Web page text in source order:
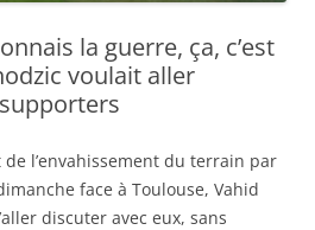
la guerre, ça, c’est
voulait aller
l’envahissement du terrain par
face à Toulouse, Vahid
discuter avec eux, sans